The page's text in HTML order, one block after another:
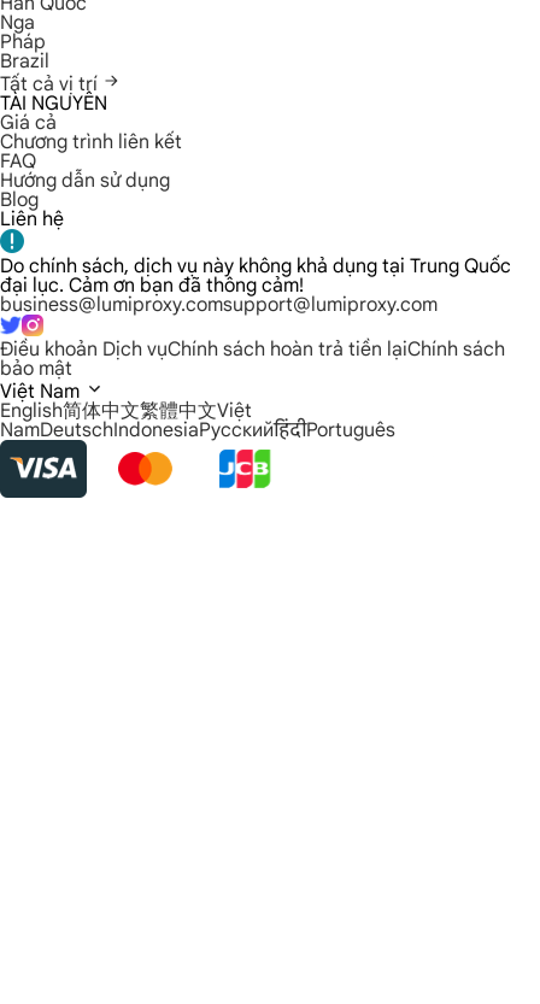
Nga
Pháp
Brazil
Tất cả vị trí
TÀI NGUYÊN
Giá cả
Chương trình liên kết
FAQ
Hướng dẫn sử dụng
Blog
Liên hệ
Do chính sách, dịch vụ này không khả dụng tại Trung Quốc
đại lục. Cảm ơn bạn đã thông cảm!
business@lumiproxy.comsupport@lumiproxy.com
Điều khoản Dịch vụChính sách hoàn trả tiền lạiChính sách
bảo mật
Việt Nam
English简体中文繁體中文Việt
NamDeutschIndonesiaРусскийहिंदीPortuguês